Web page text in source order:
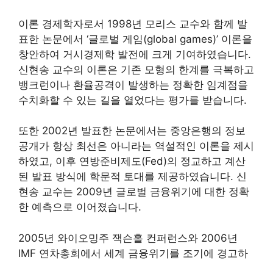
이론 경제학자로서 1998년 모리스 교수와 함께 발
표한 논문에서 ‘글로벌 게임(global games)’ 이론을
창안하여 거시경제학 발전에 크게 기여하였습니다.
신현송 교수의 이론은 기존 모형의 한계를 극복하고
뱅크런이나 환율공격이 발생하는 정확한 임계점을
수치화할 수 있는 길을 열었다는 평가를 받습니다.
또한 2002년 발표한 논문에서는 중앙은행의 정보
공개가 항상 최선은 아니라는 역설적인 이론을 제시
하였고, 이후 연방준비제도(Fed)의 정교하고 계산
된 발표 방식에 학문적 토대를 제공하였습니다. 신
현송 교수는 2009년 글로벌 금융위기에 대한 정확
한 예측으로 이어졌습니다.
2005년 와이오밍주 잭슨홀 컨퍼런스와 2006년
IMF 연차총회에서 세계 금융위기를 조기에 경고하